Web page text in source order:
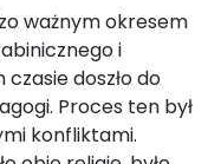
ważnym okresem
i
doszło do
Proces ten był
konfliktami.